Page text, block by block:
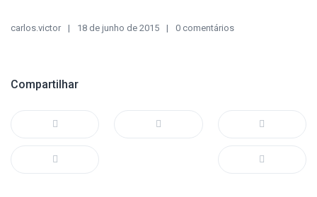
carlos.victor 18 de junho de 2015 0 comentários
Compartilhar